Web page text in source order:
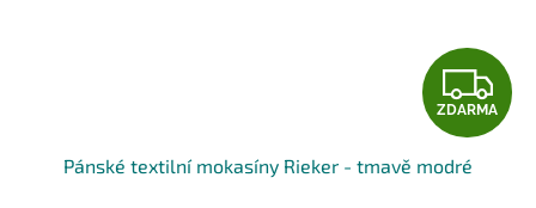
Z
D
ZDARMA
Pánské textilní mokasíny Rieker - tmavě modré